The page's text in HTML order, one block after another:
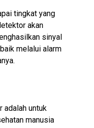
tingkat yang
akan
sinyal
melalui alarm
adalah untuk
manusia